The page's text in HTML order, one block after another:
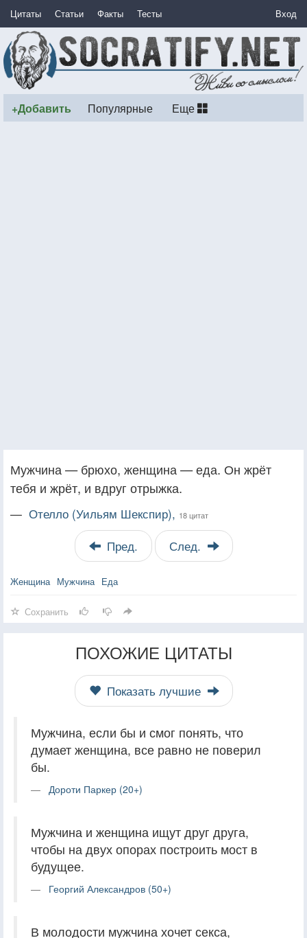
Цитаты Статьи Факты Тесты Вход
+Добавить Популярные Еще
Мужчина — брюхо, женщина — еда. Он жрёт
тебя и жрёт, и вдруг отрыжка.
— Отелло (Уильям Шекспир), 18 цитат
Пред. След.
Женщина Мужчина Еда
Сохранить
ПОХОЖИЕ ЦИТАТЫ
Показать лучшие
Мужчина, если бы и смог понять, что
думает женщина, все равно не поверил
бы.
Дороти Паркер (20+)
Мужчина и женщина ищут друг друга,
чтобы на двух опорах построить мост в
будущее.
Георгий Александров (50+)
В молодости мужчина хочет секса,